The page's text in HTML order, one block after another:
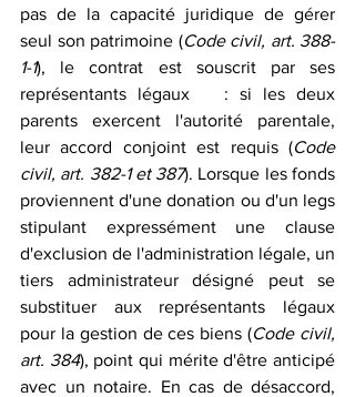
pas de la capacité juridique de gérer
seul son patrimoine (Code civil, art. 388-
1-1), le contrat est souscrit par ses
représentants légaux   : si les deux
parents exercent l'autorité parentale,
leur accord conjoint est requis (Code
civil, art. 382-1 et 387). Lorsque les fonds
proviennent d'une donation ou d'un legs
stipulant expressément une clause
d'exclusion de l'administration légale, un
tiers administrateur désigné peut se
substituer aux représentants légaux
pour la gestion de ces biens (Code civil,
art. 384), point qui mérite d'être anticipé
avec un notaire. En cas de désaccord,